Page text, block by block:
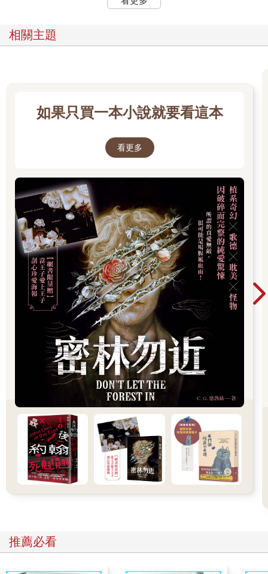
沒有理由要把自己的觀點套在她身上。
「不喜歡，因為我覺得我好像漸漸對很多事情都沒有感覺了。可
美或批評，還有妳對人對事的喜好厭惡、悸動和感動。我們身為
人，有著一顆心，不拿出來就枉費了它撲通撲通的跳動了啊。」
「但我不想要受傷，不想要捨不得。」她也喝了一口她的無糖伯
「沒有人想要受傷的，但這就是把心拿出來要承擔的風險，妳會
感受到最真實的幸福，如同妳可能會感受到最真實的痛苦。這沒
有不好啊，妳就是個真真實實的人，這些感受會讓妳明白自己真
真實實地活著。」
「好難喔。」她嘆了一口氣：「如果受過傷，如果明知道失去這
麼難受，為什麼還要勇敢地去擁有呢？」
「勇敢地擁有不是為了防備失去或抵禦失去，勇敢地擁有與失去
無關，就只是讓自己真實地去感受什麼是擁有，如此而已。那樣
的感受無比美好，不要因為任何一種害怕而放棄。」說這些話的
時候，我也好像在鼓勵自己。
不要把自己的心收起來
那些害怕再愛的時刻，那些害怕再相信的夜晚，其實都只是過
程，如果明白這一次別離的不捨是因為幸福大於傷害，如果明白
這一次失去的體悟和成長遠遠大於想像，那麼以後我還是要再認
真又瘋狂地去愛一場，才不枉費了這些眼淚和收獲。
「希望我們在每一刻裡都認真地去喜歡和討厭，在快樂的時候儘
管笑得大聲，在疼痛的時候不要忍，不要因為害怕任何一種可能
的到來而把自己的心收起來，我們不要也不該成為一位還好先生
或還好小姐，世界這麼大，還有多少的人和事等著我們去發現和
體驗，什麼都還好，太可惜了。」
我對她笑了笑，她說，好，我會試試看的。一定要試啊，我拍拍
她的肩，一定要試的。
試過之後，妳會看見自己的顏色和形狀，然後，妳會開始學著調
整，讓自己變成自己喜歡的樣子。她看著我，我告訴她，我並不
她在走進捷運站的時候又回頭了一次，謝謝妳，她說。不要謝我
啦，我說，我很高興能與妳有這樣的對話。
有很多的長大和體悟，並不是憑空冒出來的，而是在與別人的對
相關主題
如果只買一本小說就要看這本
看更多
推薦必看